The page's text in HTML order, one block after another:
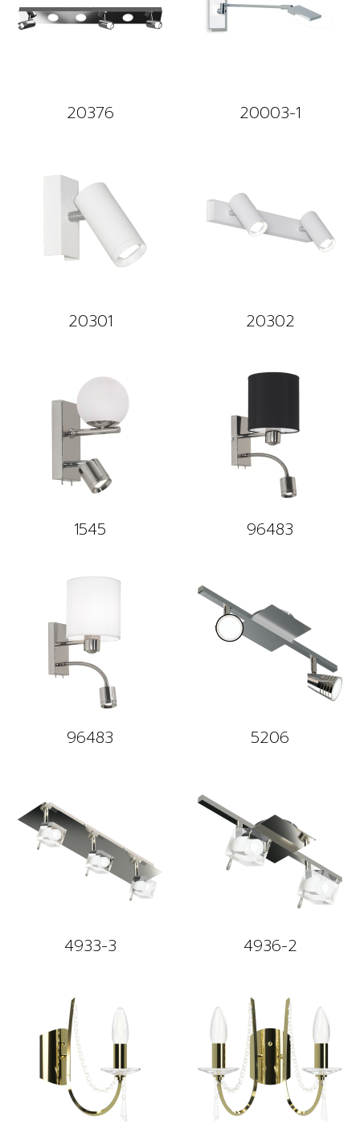
20376 20003-1
20301 20302
1545 96483
96483 5206
4933-3 4936-2